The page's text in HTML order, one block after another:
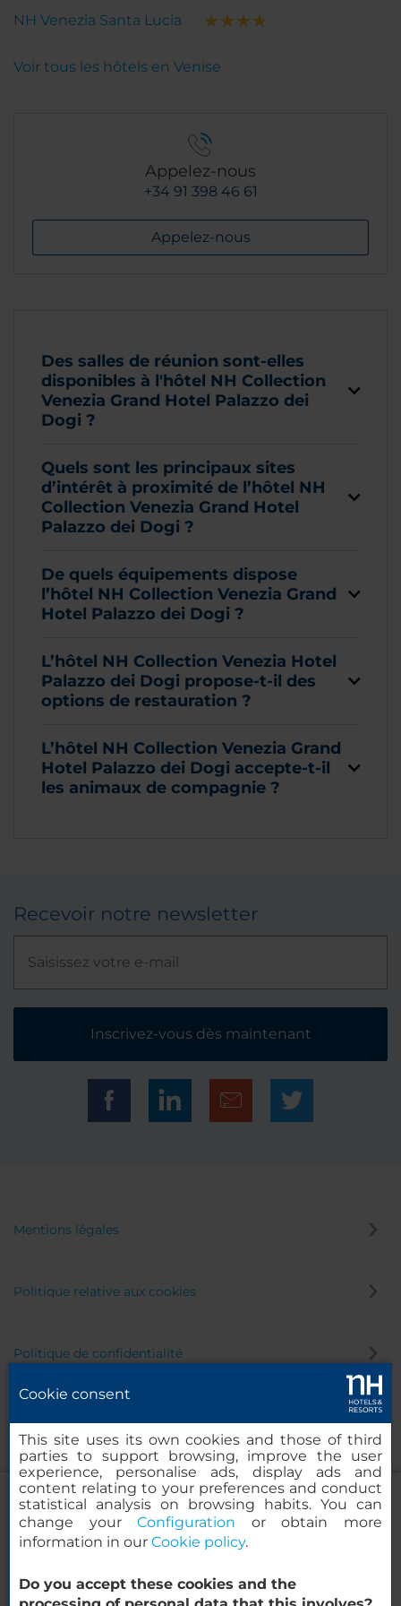
NH Collection Venezia Grand Hotel
Palazzo dei Dogi
anni di frequentazione in Italia e mezza Europa, ma
Esperienza da provare senza dubbio.
NH Venezia Santa Lucia
Voir tous les hôtels en Venise
Appelez-nous
+34 91 398 46 61
Appelez-nous
Des salles de réunion sont-elles
disponibles à l'hôtel NH Collection
Venezia Grand Hotel Palazzo dei
Dogi ?
Quels sont les principaux sites
d’intérêt à proximité de l’hôtel NH
Collection Venezia Grand Hotel
Palazzo dei Dogi ?
De quels équipements dispose
l’hôtel NH Collection Venezia Grand
Hotel Palazzo dei Dogi ?
L’hôtel NH Collection Venezia Hotel
Palazzo dei Dogi propose-t-il des
options de restauration ?
L’hôtel NH Collection Venezia Grand
Hotel Palazzo dei Dogi accepte-t-il
les animaux de compagnie ?
Recevoir notre newsletter
Inscrivez-vous dès maintenant
Mentions légales
Politique relative aux cookies
Politique de confidentialité
© 2000-2026 MINOR HOTELS EUROPE & AMERICAS Santa Engracia
Cookie consent
This site uses its own cookies and those of third
parties to support browsing, improve the user
experience, personalise ads, display ads and
content relating to your preferences and conduct
statistical analysis on browsing habits. You can
change yourConfiguration or obtain more
information in our Cookie policy.
Do you accept these cookies and the